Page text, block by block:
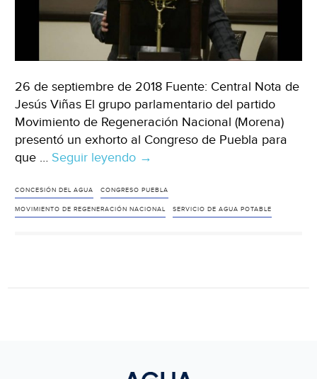
26 de septiembre de 2018 Fuente: Central Nota de
Jesús Viñas El grupo parlamentario del partido
Movimiento de Regeneración Nacional (Morena)
presentó un exhorto al Congreso de Puebla para
que … Seguir leyendo Puebla:
de
echar
a
→
CONCESIÓN DEL AGUA CONGRESO PUEBLA
MOVIMIENTO DE REGENERACIÓN NACIONAL SERVICIO DE AGUA POTABLE